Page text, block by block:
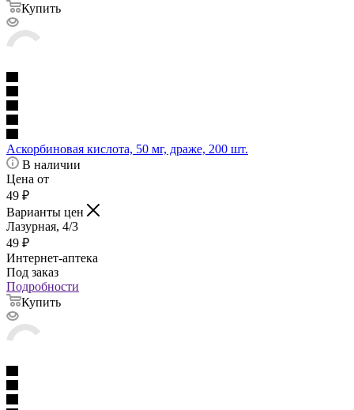
Купить
Аскорбиновая кислота, 50 мг, драже, 200 шт.
В наличии
Цена от
49 ₽
Варианты цен
Лазурная, 4/3
49 ₽
Интернет-аптека
Под заказ
Подробности
Купить